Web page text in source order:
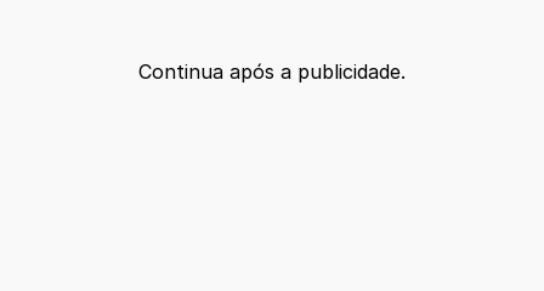
Continua após a publicidade.